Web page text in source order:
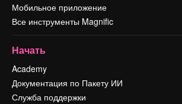
Мобильное приложение
Все инструменты Magnific
Начать
Academy
Документация по Пакету ИИ
Служба поддержки